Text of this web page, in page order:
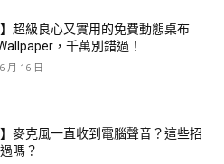
】超級良心又實用的免費動態桌布
，千萬別錯過！
月 16 日
】麥克風一直收到電腦聲音？這些招
嗎？